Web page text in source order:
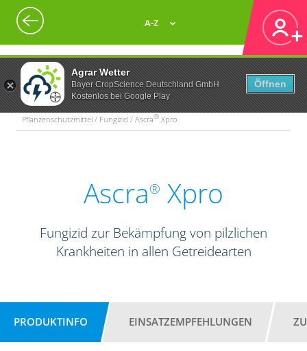
Agrar Wetter
Bayer CropScience Deutschland GmbH
Kostenlos bei Google Play
Öffnen
A-Z
Pflanzenschutzmittel / Fungizid / Ascra® Xpro
Ascra® Xpro
Fungizid zur Bekämpfung von pilzlichen
Krankheiten in allen Getreidearten
PRODUKTINFO EINSATZEMPFEHLUNGEN